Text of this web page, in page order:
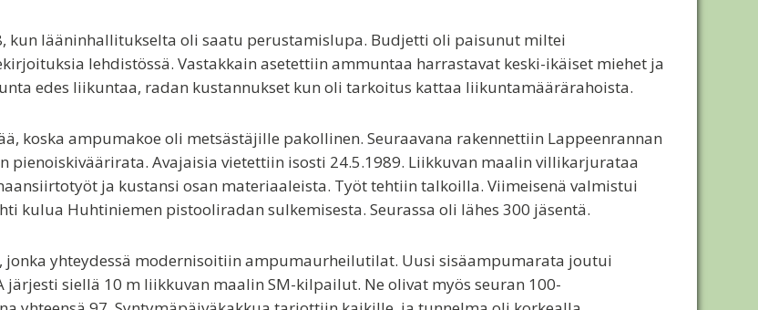
kun lääninhallitukselta oli saatu perustamislupa. Budjetti oli paisunut miltei
lehdistössä. Vastakkain asetettiin ammuntaa harrastavat keski-ikäiset miehet ja
edes liikuntaa, radan kustannukset kun oli tarkoitus kattaa liikuntamäärärahoista.
koska ampumakoe oli metsästäjille pakollinen. Seuraavana rakennettiin Lappeenrannan
Avajaisia vietettiin isosti 24.5.1989. Liikkuvan maalin villikarjurataa
ja kustansi osan materiaaleista. Työt tehtiin talkoilla. Viimeisenä valmistui
kulua Huhtiniemen pistooliradan sulkemisesta. Seurassa oli lähes 300 jäsentä.
yhteydessä modernisoitiin ampumaurheilutilat. Uusi sisäampumarata joutui
siellä 10 m liikkuvan maalin SM-kilpailut. Ne olivat myös seuran 100-